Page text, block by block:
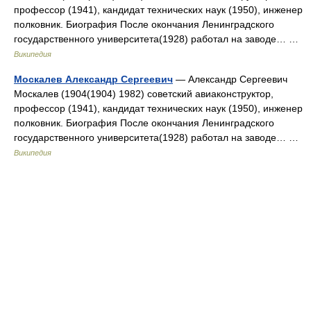
профессор (1941), кандидат технических наук (1950), инженер
полковник. Биография После окончания Ленинградского
государственного университета(1928) работал на заводе… …
Википедия
Москалев Александр Сергеевич — Александр Сергеевич
Москалев (1904(1904) 1982) советский авиаконструктор,
профессор (1941), кандидат технических наук (1950), инженер
полковник. Биография После окончания Ленинградского
государственного университета(1928) работал на заводе… …
Википедия